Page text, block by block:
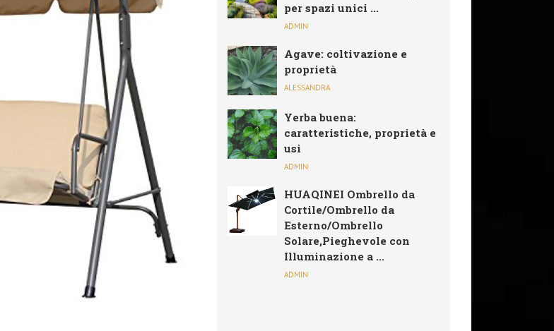
per spazi unici ...
ADMIN
Agave: coltivazione e
proprietà
ALESSANDRA
Yerba buena:
caratteristiche, proprietà e
usi
ADMIN
HUAQINEI Ombrello da
Cortile/Ombrello da
Esterno/Ombrello
Solare,Pieghevole con
Illuminazione a ...
ADMIN